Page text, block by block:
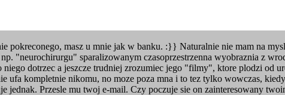
pokreconego, masz u mnie jak w banku. :}} Naturalnie nie mam na
"neurochirurgu" sparalizowanym czasoprzestrzenna wyobraznia z
niego dotrzec a jeszcze trudniej zrozumiec jego "filmy", ktore plodzi od
ufa kompletnie nikomu, no moze poza mna i to tez tylko wowczas,
jednak. Przesle mu twoj e-mail. Czy poczuje sie on zainteresowany